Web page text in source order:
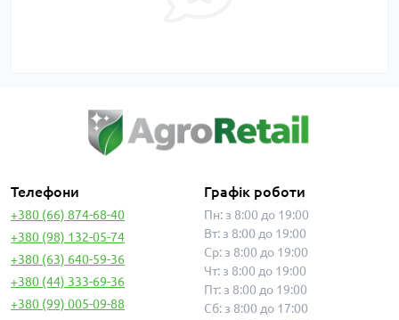
Телефони
+380 (66) 874-68-40
+380 (98) 132-05-74
+380 (63) 640-59-36
+380 (44) 333-69-36
+380 (99) 005-09-88
Графік роботи
Пн: з 8:00 до 19:00
Вт: з 8:00 до 19:00
Ср: з 8:00 до 19:00
Чт: з 8:00 до 19:00
Пт: з 8:00 до 19:00
Сб: з 8:00 до 17:00